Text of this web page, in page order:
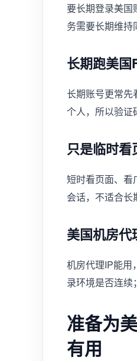
要长期登录美国
务需要长期维持
长期跑美
长期账号更常
个人，所以验证
只是临时
短时看页面、看
会话，不适合长
美国机房代
机房代理IP能用
录环境是否连续
准备为
有用